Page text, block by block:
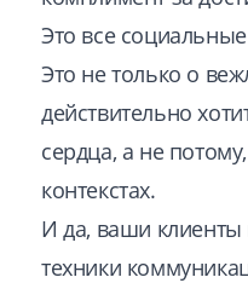
Это все
Это не только о
действительно
сердца, а не
контекстах.
И да, ваши клиенты
техники